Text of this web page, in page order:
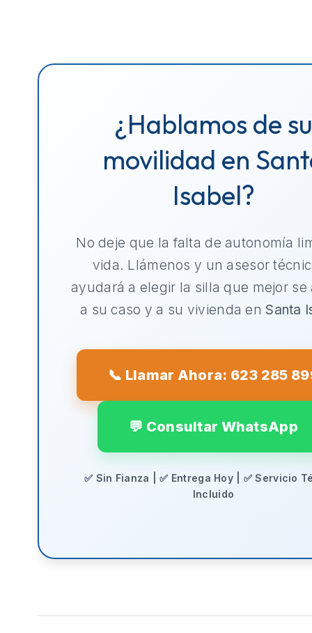
¿Hablamos de su
movilidad en
Isabel?
No deje que la falta de autonomía
vida. Llámenos y un asesor
ayudará a elegir la silla que mejor se
a su caso y a su vivienda enSanta
📞 Llamar Ahora: 623 285
💬 Consultar WhatsApp
✅ Sin Fianza | ✅ Entrega Hoy | ✅ Servicio
Incluido